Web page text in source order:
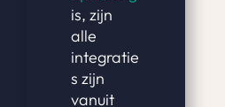
is, zijn
alle
integratie
s zijn
vanuit